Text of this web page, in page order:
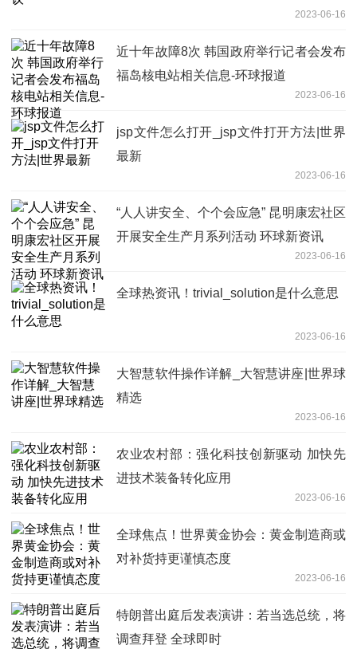
2023-06-16
近十年故障8次 韩国政府举行记者会发布
福岛核电站相关信息-环球报道
2023-06-16
jsp文件怎么打开_jsp文件打开方法|世界
最新
2023-06-16
“人人讲安全、个个会应急” 昆明康宏社区
开展安全生产月系列活动 环球新资讯
2023-06-16
全球热资讯！trivial_solution是什么意思
2023-06-16
大智慧软件操作详解_大智慧讲座|世界球
精选
2023-06-16
农业农村部：强化科技创新驱动 加快先
进技术装备转化应用
2023-06-16
全球焦点！世界黄金协会：黄金制造商或
对补货持更谨慎态度
2023-06-16
特朗普出庭后发表演讲：若当选总统，将
调查拜登 全球即时